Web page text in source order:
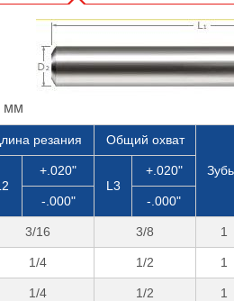
мм
резания Общий охват
+.020"
L3
+.020"
-.000" -.000"
3/16 3/8 1
1/4 1/2 1
1/4 1/2 1